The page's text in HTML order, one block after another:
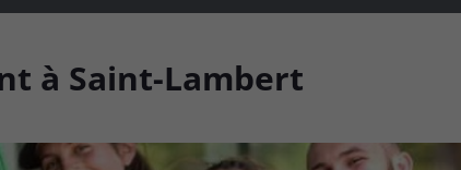
à Saint-Lambert